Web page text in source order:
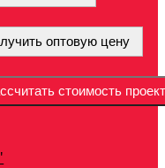
оптовую цену
стоимость